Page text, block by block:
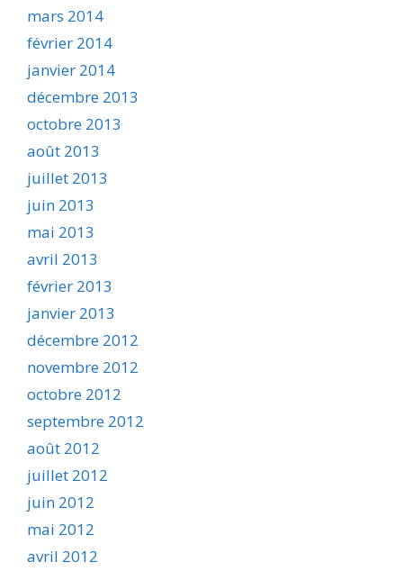
mars 2014
février 2014
janvier 2014
décembre 2013
octobre 2013
août 2013
juillet 2013
juin 2013
mai 2013
avril 2013
février 2013
janvier 2013
décembre 2012
novembre 2012
octobre 2012
septembre 2012
août 2012
juillet 2012
juin 2012
mai 2012
avril 2012